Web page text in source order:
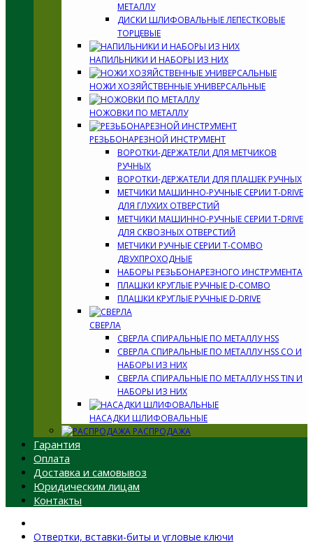
МЕТАЛЛУ
ДИСКИ ШЛИФОВАЛЬНЫЕ ЛЕПЕСТКОВЫЕ
ТОРЦЕВЫЕ
НАПИЛЬНИКИ И НАБОРЫ ИЗ НИХ
НОЖИ ХОЗЯЙСТВЕННЫЕ УНИВЕРСАЛЬНЫЕ
НОЖОВКИ ПО МЕТАЛЛУ
РЕЗЬБОНАРЕЗНОЙ ИНСТРУМЕНТ
ВОРОТКИ-ДЕРЖАТЕЛИ ДЛЯ МЕТЧИКОВ
РУЧНЫХ
ВОРОТКИ-ДЕРЖАТЕЛИ ДЛЯ ПЛАШЕК РУЧНЫХ
МЕТЧИКИ МАШИННО-РУЧНЫЕ СЕРИИ T-DRIVE
ДЛЯ ГЛУХИХ ОТВЕРСТИЙ
МЕТЧИКИ МАШИННО-РУЧНЫЕ СЕРИИ T-DRIVE
ДЛЯ СКВОЗНЫХ ОТВЕРСТИЙ
МЕТЧИКИ РУЧНЫЕ СЕРИИ T-COMBO
ДВУХПРОХОДНЫЕ
НАБОРЫ РЕЗЬБОНАРЕЗНОГО ИНСТРУМЕНТА
ПЛАШКИ КРУГЛЫЕ РУЧНЫЕ D-COMBO
ПЛАШКИ КРУГЛЫЕ РУЧНЫЕ D-DRIVE
СВЕРЛА
СВЕРЛА СПИРАЛЬНЫЕ ПО МЕТАЛЛУ HSS
СВЕРЛА СПИРАЛЬНЫЕ ПО МЕТАЛЛУ HSS CO И
НАБОРЫ ИЗ НИХ
СВЕРЛА СПИРАЛЬНЫЕ ПО МЕТАЛЛУ HSS TIN И
НАБОРЫ ИЗ НИХ
НАСАДКИ ШЛИФОВАЛЬНЫЕ
РАСПРОДАЖА
Гарантия
Оплата
Доставка и самовывоз
Юридическим лицам
Контакты
Отвертки, вставки-биты и угловые ключи